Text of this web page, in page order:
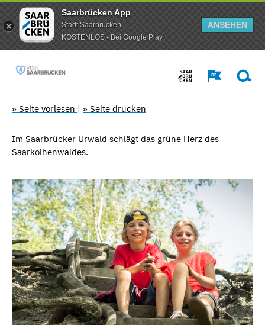
Saarbrücken App
Stadt Saarbrücken
KOSTENLOS - Bei Google Play
ANSEHEN
» Seite vorlesen | » Seite drucken
Im Saarbrücker Urwald schlägt das grüne Herz des
Saarkolhenwaldes.